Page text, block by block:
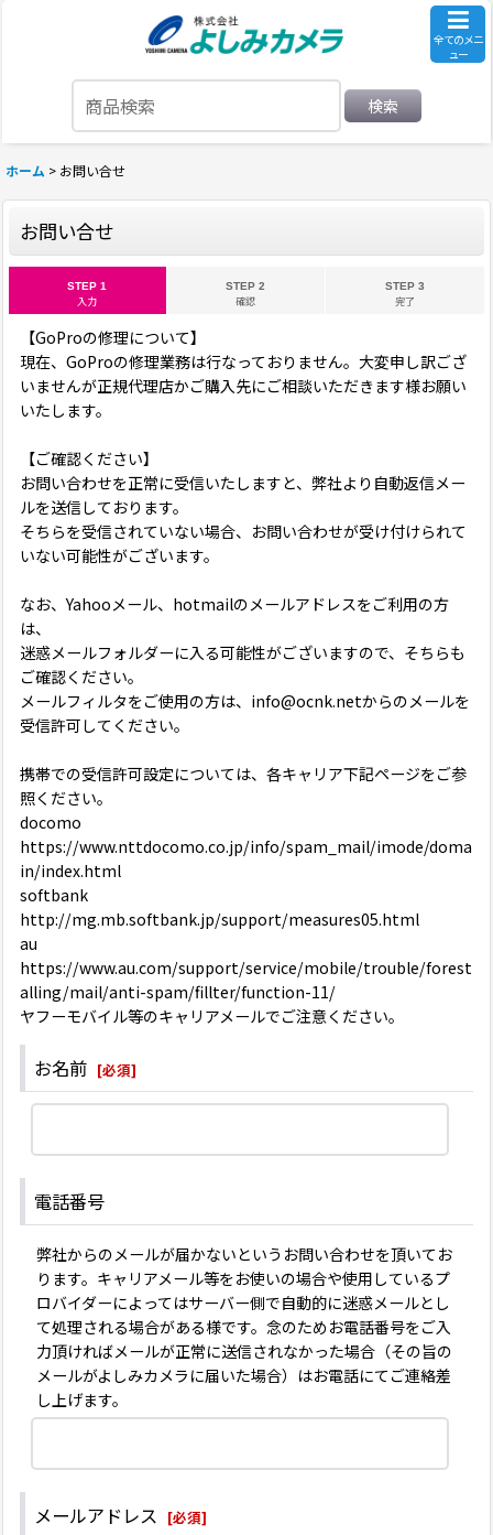
全てのメニ
ュー
検索
ホーム > お問い合せ
お問い合せ
STEP 1
入力
STEP 2
確認
STEP 3
完了
【GoProの修理について】
現在、GoProの修理業務は行なっておりません。大変申し訳ござ
いませんが正規代理店かご購入先にご相談いただきます様お願い
いたします。
【ご確認ください】
お問い合わせを正常に受信いたしますと、弊社より自動返信メー
ルを送信しております。
そちらを受信されていない場合、お問い合わせが受け付けられて
いない可能性がございます。
なお、Yahooメール、hotmailのメールアドレスをご利用の方
は、
迷惑メールフォルダーに入る可能性がございますので、そちらも
ご確認ください。
メールフィルタをご使用の方は、info@ocnk.netからのメールを
受信許可してください。
携帯での受信許可設定については、各キャリア下記ページをご参
照ください。
docomo
https://www.nttdocomo.co.jp/info/spam_mail/imode/doma
in/index.html
softbank
http://mg.mb.softbank.jp/support/measures05.html
au
https://www.au.com/support/service/mobile/trouble/forest
alling/mail/anti-spam/fillter/function-11/
ヤフーモバイル等のキャリアメールでご注意ください。
お名前 [必須]
電話番号
弊社からのメールが届かないというお問い合わせを頂いてお
ります。キャリアメール等をお使いの場合や使用しているプ
ロバイダーによってはサーバー側で自動的に迷惑メールとし
て処理される場合がある様です。念のためお電話番号をご入
力頂ければメールが正常に送信されなかった場合（その旨の
メールがよしみカメラに届いた場合）はお電話にてご連絡差
し上げます。
メールアドレス [必須]